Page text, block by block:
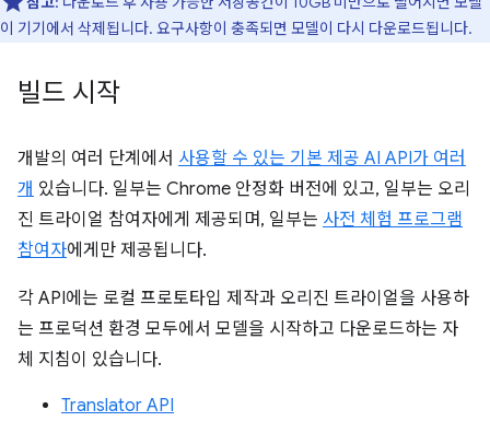
이 기기에서 삭제됩니다. 요구사항이 충족되면 모델이 다시 다운로드됩니다.
빌드 시작
개발의 여러 단계에서 사용할 수 있는 기본 제공 AI API가 여러
개 있습니다. 일부는 Chrome 안정화 버전에 있고, 일부는 오리
진 트라이얼 참여자에게 제공되며, 일부는 사전 체험 프로그램
참여자에게만 제공됩니다.
각 API에는 로컬 프로토타입 제작과 오리진 트라이얼을 사용하
는 프로덕션 환경 모두에서 모델을 시작하고 다운로드하는 자
체 지침이 있습니다.
Translator API